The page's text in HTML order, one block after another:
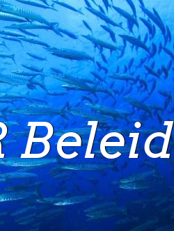
Deel deze pagina op
Beleid